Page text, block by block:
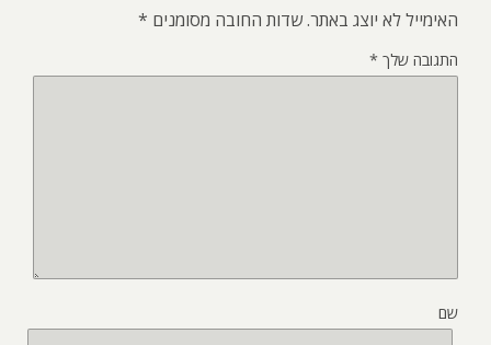
האימייל לא יוצג באתר.שדות החובה מסומנים *
התגובה שלך *
שם